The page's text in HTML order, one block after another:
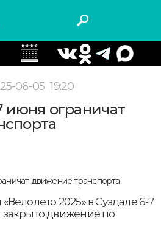
06-05 19:20
июня ограничат
2025» в Суздале 6-7
закрыто движение по